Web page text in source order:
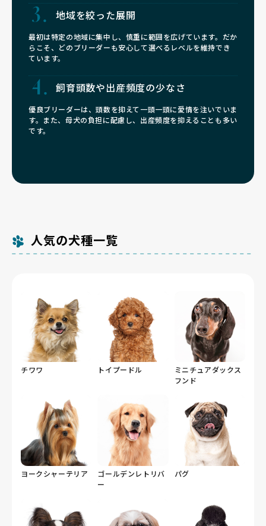
地域を絞った展開
最初は特定の地域に集中し、慎重に範囲を広げています。だか
らこそ、どのブリーダーも安心して選べるレベルを維持でき
ています。
飼育頭数や出産頻度の少なさ
優良ブリーダーは、頭数を抑えて一頭一頭に愛情を注いでいま
す。また、母犬の負担に配慮し、出産頻度を抑えることも多い
です。
人気の犬種一覧
チワワ トイプードル
ミニチュアダックス
フンド
ヨークシャーテリア
ゴールデンレトリバ
ー
パグ